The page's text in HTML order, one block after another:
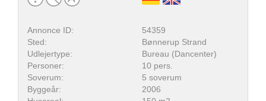
Annonce ID:
54359
Sted:
Bønnerup Strand
Udlejertype:
Bureau (Dancenter)
Personer:
10 pers.
Soverum:
5 soverum
Byggeår:
2006